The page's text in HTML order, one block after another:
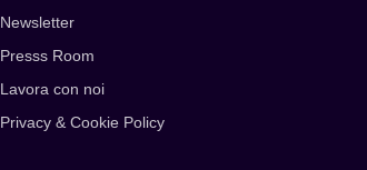
Newsletter
Presss Room
Lavora con noi
Privacy & Cookie Policy